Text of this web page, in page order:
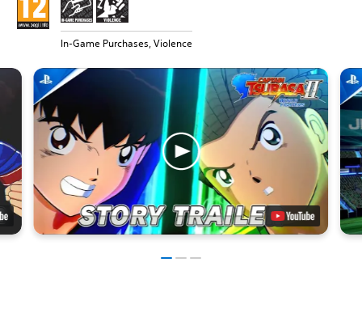
In-Game Purchases, Violence